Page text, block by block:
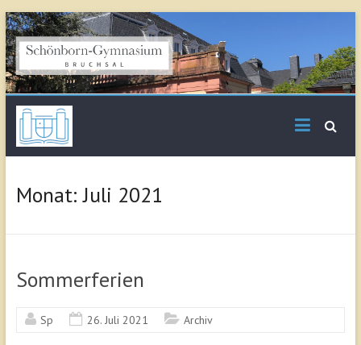
Skip
to
content
Gymnasium Bruchsal
Monat:Juli 2021
Sommerferien
Sp 26. Juli 2021 Archiv